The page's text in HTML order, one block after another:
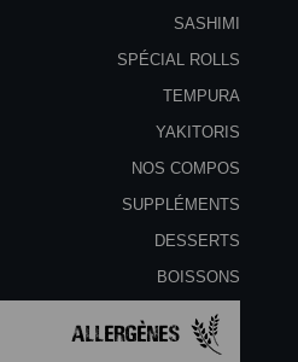
SASHIMI
SPÉCIAL ROLLS
TEMPURA
YAKITORIS
NOS COMPOS
SUPPLÉMENTS
DESSERTS
BOISSONS
Allergènes